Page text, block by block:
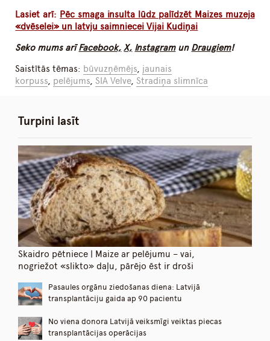
Lasiet arī: Pēc smaga insulta lūdz palīdzēt Maizes muzeja
«dvēselei» un latvju saimniecei Vijai Kudiņai
Seko mums arīFacebook, X, Instagramun Draugiem!
Saistītās tēmas: būvuzņēmējs, jaunais
korpuss, pelējums,SIA Velve,Stradiņa slimnīca
Turpini lasīt
Skaidro pētniece | Maize ar pelējumu – vai,
nogriežot «slikto» daļu, pārējo ēst ir droši
Pasaules orgānu ziedošanas diena: Latvijā
transplantāciju gaida ap 90 pacientu
No viena donora Latvijā veiksmīgi veiktas piecas
transplantācijas operācijas